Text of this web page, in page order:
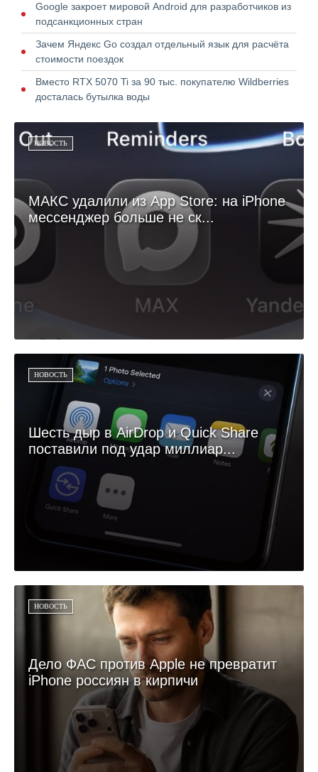
Google закроет мировой Android для разработчиков из
подсанкционных стран
Зачем Яндекс Go создал отдельный язык для расчёта
стоимости поездок
Вместо RTX 5070 Ti за 90 тыс. покупателю Wildberries
досталась бутылка воды
НОВОСТЬ
МАКС удалили из App Store: на iPhone
мессенджер больше не ск...
НОВОСТЬ
Шесть дыр в AirDrop и Quick Share
поставили под удар миллиар...
НОВОСТЬ
Дело ФАС против Apple не превратит
iPhone россиян в кирпичи